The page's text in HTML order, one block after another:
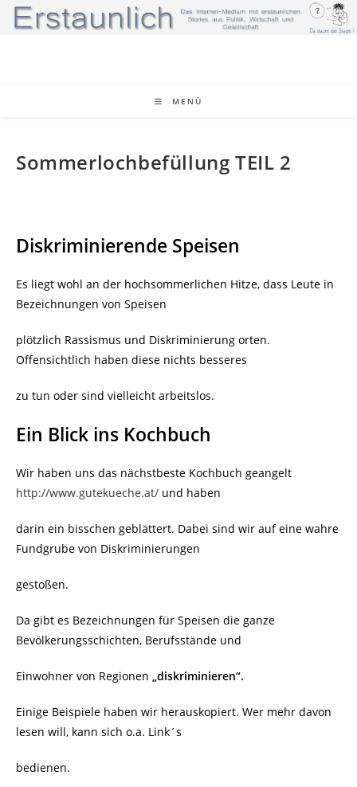
Zum
Inhalt
MENÜ
Sommerlochbefüllung TEIL 2
Diskriminierende Speisen
Es liegt wohl an der hochsommerlichen Hitze, dass Leute in
Bezeichnungen von Speisen
plötzlich Rassismus und Diskriminierung orten.
Offensichtlich haben diese nichts besseres
zu tun oder sind vielleicht arbeitslos.
Ein Blick ins Kochbuch
Wir haben uns das nächstbeste Kochbuch geangelt
http://www.gutekueche.at/ und haben
darin ein bisschen geblättert. Dabei sind wir auf eine wahre
Fundgrube von Diskriminierungen
gestoßen.
Da gibt es Bezeichnungen für Speisen die ganze
Bevölkerungsschichten, Berufsstände und
Einwohner von Regionen „diskriminieren“.
Einige Beispiele haben wir herauskopiert. Wer mehr davon
lesen will, kann sich o.a. Link´s
bedienen.